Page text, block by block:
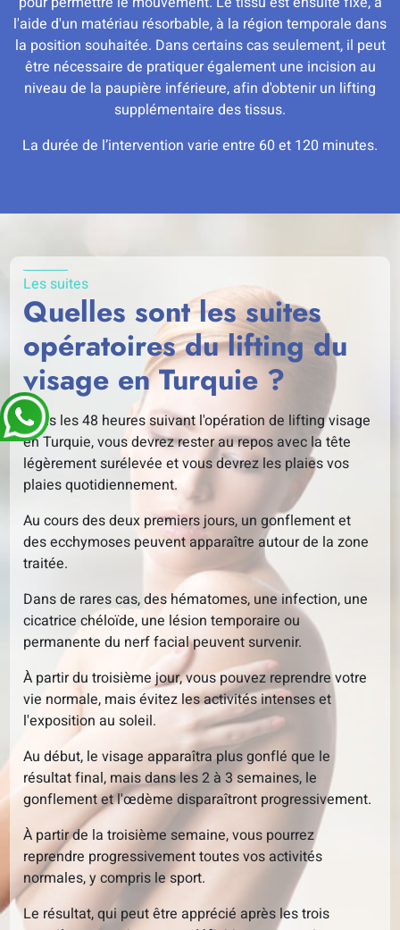
l'aide d'un matériau résorbable, à la région temporale dans
la position souhaitée. Dans certains cas seulement, il peut
être nécessaire de pratiquer également une incision au
niveau de la paupière inférieure, afin d'obtenir un lifting
supplémentaire des tissus.
La durée de l’intervention varie entre 60 et 120 minutes.
Les suites
Quelles sont les suites
opératoires du lifting du
visage en Turquie ?
Dans les 48 heures suivant l'opération de lifting visage
en Turquie, vous devrez rester au repos avec la tête
légèrement surélevée et vous devrez les plaies vos
plaies quotidiennement.
Au cours des deux premiers jours, un gonflement et
des ecchymoses peuvent apparaître autour de la zone
traitée.
Dans de rares cas, des hématomes, une infection, une
cicatrice chéloïde, une lésion temporaire ou
permanente du nerf facial peuvent survenir.
À partir du troisième jour, vous pouvez reprendre votre
vie normale, mais évitez les activités intenses et
l'exposition au soleil.
Au début, le visage apparaîtra plus gonflé que le
résultat final, mais dans les 2 à 3 semaines, le
gonflement et l'œdème disparaîtront progressivement.
À partir de la troisième semaine, vous pourrez
reprendre progressivement toutes vos activités
normales, y compris le sport.
Le résultat, qui peut être apprécié après les trois